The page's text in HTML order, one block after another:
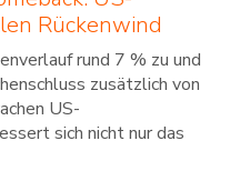
Rückenwind
rund 7 % zu und
zusätzlich von
US-
sich nicht nur das